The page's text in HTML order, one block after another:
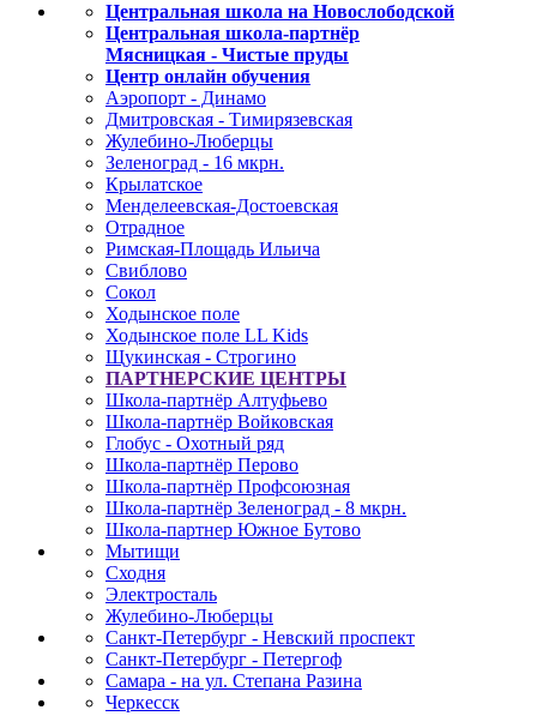
Центральная школа на Новослободской
Центральная школа-партнёр
Мясницкая - Чистые пруды
Центр онлайн обучения
Аэропорт - Динамо
Дмитровская - Тимирязевская
Жулебино-Люберцы
Зеленоград - 16 мкрн.
Крылатское
Менделеевская-Достоевская
Отрадное
Римская-Площадь Ильича
Свиблово
Сокол
Ходынское поле
Ходынское поле LL Kids
Щукинская - Строгино
ПАРТНЕРСКИЕ ЦЕНТРЫ
Школа-партнёр Алтуфьево
Школа-партнёр Войковская
Глобус - Охотный ряд
Школа-партнёр Перово
Школа-партнёр Профсоюзная
Школа-партнёр Зеленоград - 8 мкрн.
Школа-партнер Южное Бутово
Мытищи
Сходня
Электросталь
Жулебино-Люберцы
Санкт-Петербург - Невский проспект
Санкт-Петербург - Петергоф
Самара - на ул. Степана Разина
Черкесск